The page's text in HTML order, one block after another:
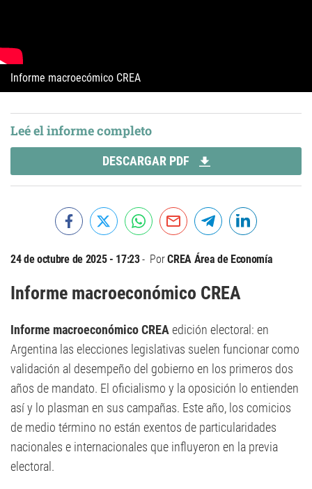
Informe macroecómico CREA
Leé el informe completo
DESCARGAR PDF
24 de octubre de 2025 - 17:23 PorCREA Área de Economía
Informe macroeconómico CREA
Informe macroeconómico CREAedición electoral: en
Argentina las elecciones legislativas suelen funcionar como
validación al desempeño del gobierno en los primeros dos
años de mandato. El oficialismo y la oposición lo entienden
así y lo plasman en sus campañas. Este año, los comicios
de medio término no están exentos de particularidades
nacionales e internacionales que influyeron en la previa
electoral.